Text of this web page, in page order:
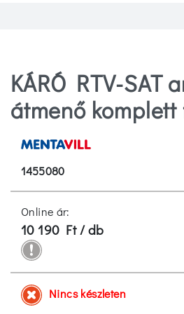
KÁRÓ RTV-SAT antenna
átmenő komplett
1455080
Online ár:
10 190 Ft / db
Nincs készleten